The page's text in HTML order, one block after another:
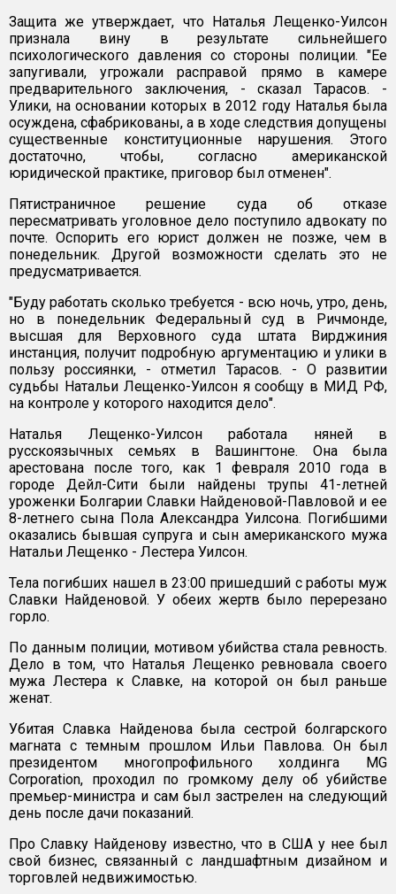
Защита же утверждает, что Наталья Лещенко-Уилсон
признала вину в результате сильнейшего
психологического давления со стороны полиции. "Ее
запугивали, угрожали расправой прямо в камере
предварительного заключения, - сказал Тарасов. -
Улики, на основании которых в 2012 году Наталья была
осуждена, сфабрикованы, а в ходе следствия допущены
существенные конституционные нарушения. Этого
достаточно, чтобы, согласно американской
юридической практике, приговор был отменен".
Пятистраничное решение суда об отказе
пересматривать уголовное дело поступило адвокату по
почте. Оспорить его юрист должен не позже, чем в
понедельник. Другой возможности сделать это не
предусматривается.
"Буду работать сколько требуется - всю ночь, утро, день,
но в понедельник Федеральный суд в Ричмонде,
высшая для Верховного суда штата Вирджиния
инстанция, получит подробную аргументацию и улики в
пользу россиянки, - отметил Тарасов. - О развитии
судьбы Натальи Лещенко-Уилсон я сообщу в МИД РФ,
на контроле у которого находится дело".
Наталья Лещенко-Уилсон работала няней в
русскоязычных семьях в Вашингтоне. Она была
арестована после того, как 1 февраля 2010 года в
городе Дейл-Сити были найдены трупы 41-летней
уроженки Болгарии Славки Найденовой-Павловой и ее
8-летнего сына Пола Александра Уилсона. Погибшими
оказались бывшая супруга и сын американского мужа
Натальи Лещенко - Лестера Уилсон.
Тела погибших нашел в 23:00 пришедший с работы муж
Славки Найденовой. У обеих жертв было перерезано
горло.
По данным полиции, мотивом убийства стала ревность.
Дело в том, что Наталья Лещенко ревновала своего
мужа Лестера к Славке, на которой он был раньше
женат.
Убитая Славка Найденова была сестрой болгарского
магната с темным прошлом Ильи Павлова. Он был
президентом многопрофильного холдинга MG
Corporation, проходил по громкому делу об убийстве
премьер-министра и сам был застрелен на следующий
день после дачи показаний.
Про Славку Найденову известно, что в США у нее был
свой бизнес, связанный с ландшафтным дизайном и
торговлей недвижимостью.